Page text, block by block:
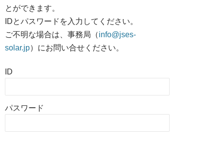
とができます。
IDとパスワードを入力してください。
ご不明な場合は、事務局（info@jses-
solar.jp）にお問い合せください。
ID
パスワード